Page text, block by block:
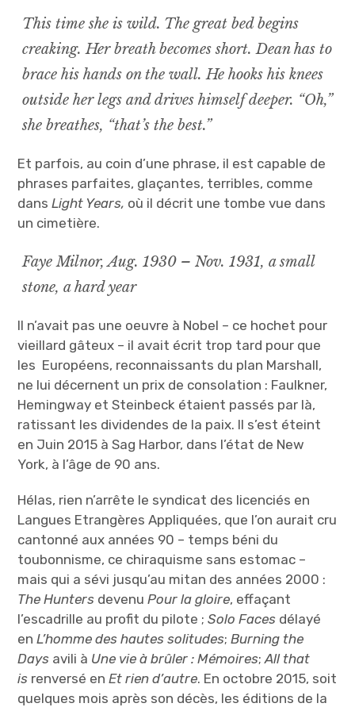
This time she is wild. The great bed begins
creaking. Her breath becomes short. Dean has to
brace his hands on the wall. He hooks his knees
outside her legs and drives himself deeper. “Oh,”
she breathes, “that’s the best.”
Et parfois, au coin d’une phrase, il est capable de
phrases parfaites, glaçantes, terribles, comme
dansLight Years, où il décrit une tombe vue dans
un cimetière.
Faye Milnor, Aug. 1930 – Nov. 1931, a small
stone, a hard year
Il n’avait pas une oeuvre à Nobel – ce hochet pour
vieillard gâteux – il avait écrit trop tard pour que
les Européens, reconnaissants du plan Marshall,
ne lui décernent un prix de consolation : Faulkner,
Hemingway et Steinbeck étaient passés par là,
ratissant les dividendes de la paix. Il s’est éteint
en Juin 2015 à Sag Harbor, dans l’état de New
York, à l’âge de 90 ans.
Hélas, rien n’arrête le syndicat des licenciés en
Langues Etrangères Appliquées, que l’on aurait cru
cantonné aux années 90 – temps béni du
toubonnisme, ce chiraquisme sans estomac –
mais qui a sévi jusqu’au mitan des années 2000 :
The Hunters devenuPour la gloire, effaçant
l’escadrille au profit du pilote ;Solo Faces délayé
enL’homme des hautes solitudes;Burning the
Days avili à Une vie à brûler : Mémoires;All that
is renversé enEt rien d’autre. En octobre 2015, soit
quelques mois après son décès, les éditions de la